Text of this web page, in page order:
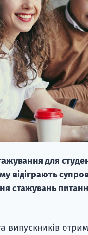
для
відіграють
стажувань
випускників